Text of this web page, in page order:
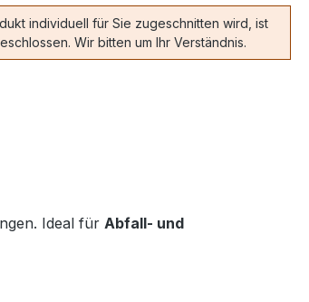
individuell für Sie zugeschnitten wird, ist
Wir bitten um Ihr Verständnis.
Ideal für Abfall- und